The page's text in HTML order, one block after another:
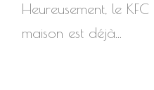
Heureusement, le
maison est déjà...